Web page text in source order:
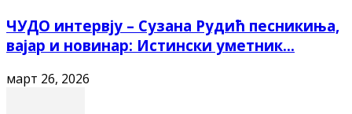
ЧУДО интервју – Сузана Рудић песникиња,
вајар и новинар: Истински уметник...
март 26, 2026